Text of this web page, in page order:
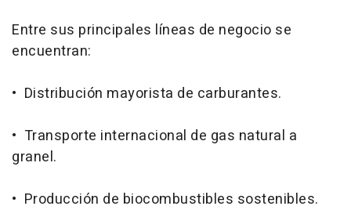
Entre sus principales líneas de negocio se
encuentran:
• Distribución mayorista de carburantes.
• Transporte internacional de gas natural a
granel.
• Producción de biocombustibles sostenibles.